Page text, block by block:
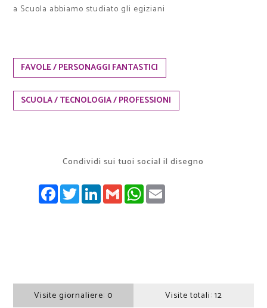
a Scuola abbiamo studiato gli egiziani
FAVOLE / PERSONAGGI FANTASTICI
SCUOLA / TECNOLOGIA / PROFESSIONI
Condividi sui tuoi social il disegno
FACEBOOK
TWITTERLINKEDIN
GMAILWHATSAPP
EMAIL
Visite giornaliere: 0 Visite totali: 12